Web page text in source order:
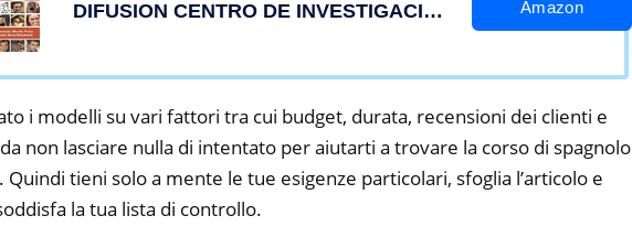
DIFUSION CENTRO DE INVESTIGACION Y PUBLICACIONES DE IDIOMAS S.L.
Amazon
i modelli su vari fattori tra cui budget, durata, recensioni dei clienti e
non lasciare nulla di intentato per aiutarti a trovare la corso di spagnolo
Quindi tieni solo a mente le tue esigenze particolari, sfoglia l’articolo e
la tua lista di controllo.